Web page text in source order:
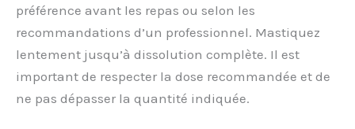
préférence avant les repas ou selon les
recommandations d’un professionnel. Mastiquez
lentement jusqu’à dissolution complète. Il est
important de respecter la dose recommandée et de
ne pas dépasser la quantité indiquée.